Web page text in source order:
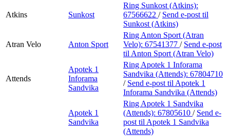
Atkins Sunkost
Ring Sunkost (Atkins):
67566622 / Send e-post til
Sunkost (Atkins)
Atran Velo Anton Sport
Ring Anton Sport (Atran
Velo): 67541377 / Send e-post
til Anton Sport (Atran Velo)
Attends
Apotek 1
Inforama
Sandvika
Ring Apotek 1 Inforama
Sandvika (Attends): 67804710
/ Send e-post til Apotek 1
Inforama Sandvika (Attends)
Apotek 1
Sandvika
Ring Apotek 1 Sandvika
(Attends): 67805610 / Send e-
post til Apotek 1 Sandvika
(Attends)